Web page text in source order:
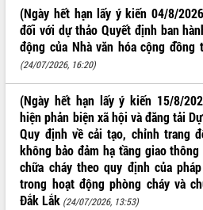
Diễn đàn Kinh tế tư nhân Việt Nam đột
phá cơ chế - Hợp tác công tư
Đề án 06 tạo bước ngoặt đột phá trong
cải cách hành chính tỉnh Đắk Lắk
Kết nối tour, đẩy mạnh chuyển đổi số
để phát triển du lịch Đắk Lắk
Khởi động Dự án Đầu tư xây dựng hạ
tầng kỹ thuật Cụm công nghiệp Tân
Tiến
Gặp mặt các cơ quan báo chí nhân Kỷ
niệm 101 năm Ngày Báo chí Cách
mạng Việt Nam
(Ngày hết hạn lấy ý kiến 04/8/
đối với dự thảo Quyết định ban
động của Nhà văn hóa cộng
(24/07/2026, 16:20)
(Ngày hết hạn lấy ý kiến 15/8/
hiện phản biện xã hội và đăng tải
Quy định về cải tạo, chỉnh trang
không bảo đảm hạ tầng giao
chữa cháy theo quy định của
trong hoạt động phòng cháy và
Đắk Lắk (24/07/2026, 13:53)